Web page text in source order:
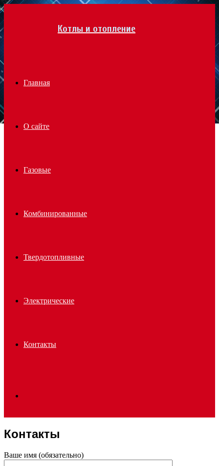
Котлы и отопление
Главная
О сайте
Газовые
Комбинированные
Твердотопливные
Электрические
Контакты
for
Контакты
Ваше имя (обязательно)